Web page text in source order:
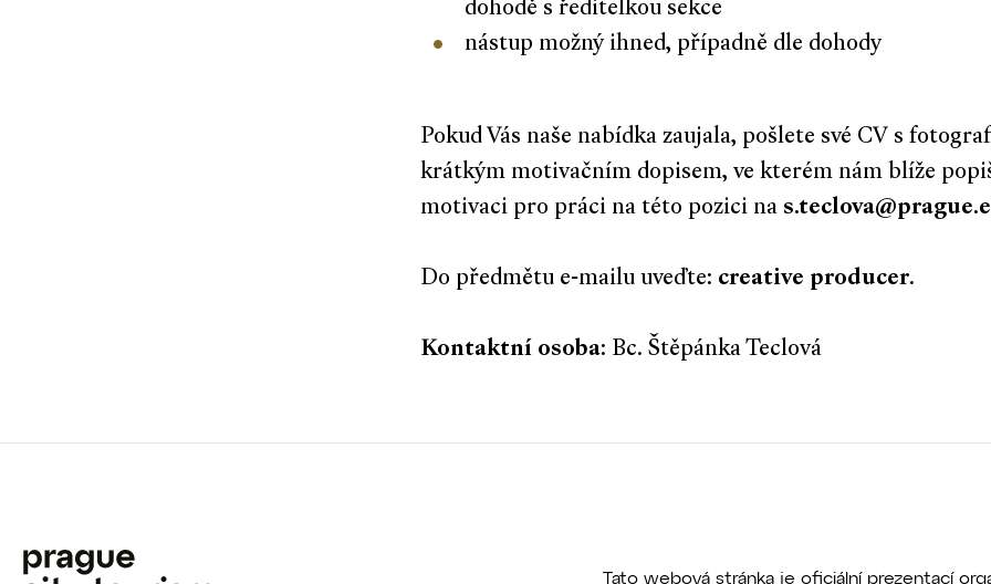
dohodě s ředitelkou sekce
nástup možný ihned, případně dle dohody
Pokud Vás naše nabídka zaujala, pošlete své CV s
krátkým motivačním dopisem, ve kterém nám blíže
motivaci pro práci na této pozici na
Do předmětu e-mailu uveďte: creative producer.
Kontaktní osoba: Bc. Štěpánka Teclová
Tato webová stránka je oficiální prezentací